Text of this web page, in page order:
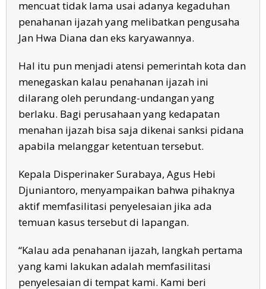
mencuat tidak lama usai adanya kegaduhan
penahanan ijazah yang melibatkan pengusaha
Jan Hwa Diana dan eks karyawannya.
Hal itu pun menjadi atensi pemerintah kota dan
menegaskan kalau penahanan ijazah ini
dilarang oleh perundang-undangan yang
berlaku. Bagi perusahaan yang kedapatan
menahan ijazah bisa saja dikenai sanksi pidana
apabila melanggar ketentuan tersebut.
Kepala Disperinaker Surabaya, Agus Hebi
Djuniantoro, menyampaikan bahwa pihaknya
aktif memfasilitasi penyelesaian jika ada
temuan kasus tersebut di lapangan.
“Kalau ada penahanan ijazah, langkah pertama
yang kami lakukan adalah memfasilitasi
penyelesaian di tempat kami. Kami beri